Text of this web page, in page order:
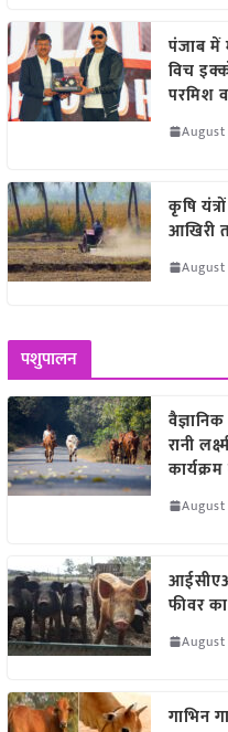
पंजाब में
विच
परमिश
कृषि
आखिरी
पशुपालन
रानी
फीवर
गाभिन